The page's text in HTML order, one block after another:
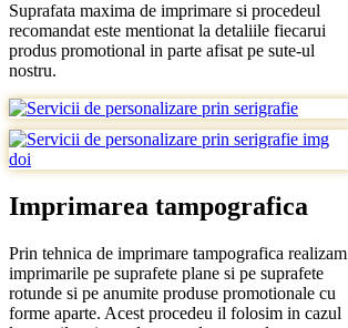
Suprafata maxima de imprimare si procedeul
recomandat este mentionat la detaliile fiecarui
produs promotional in parte afisat pe sute-ul
nostru.
Imprimarea tampografica
Prin tehnica de imprimare tampografica realizam
imprimarile pe suprafete plane si pe suprafete
rotunde si pe anumite produse promotionale cu
forme aparte. Acest procedeu il folosim in cazul